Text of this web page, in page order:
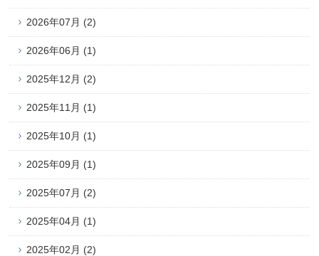
2026年07月 (2)
2026年06月 (1)
2025年12月 (2)
2025年11月 (1)
2025年10月 (1)
2025年09月 (1)
2025年07月 (2)
2025年04月 (1)
2025年02月 (2)